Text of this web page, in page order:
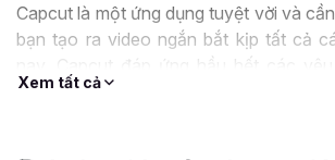
Capcut là một ứng dụng tuyệt vời và
bạn tạo ra video ngắn bắt kịp tất cả
nay. Capcut đáp ứng hầu hết các
những người biên tập video.
Xem tất cả